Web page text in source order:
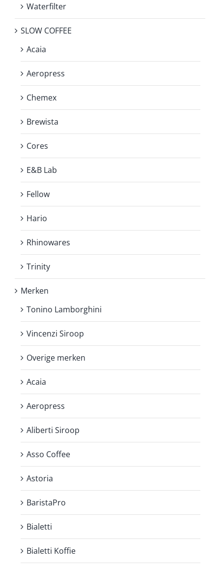
Waterfilter
SLOW COFFEE
Acaia
Aeropress
Chemex
Brewista
Cores
E&B Lab
Fellow
Hario
Rhinowares
Trinity
Merken
Tonino Lamborghini
Vincenzi Siroop
Overige merken
Acaia
Aeropress
Aliberti Siroop
Asso Coffee
Astoria
BaristaPro
Bialetti
Bialetti Koffie